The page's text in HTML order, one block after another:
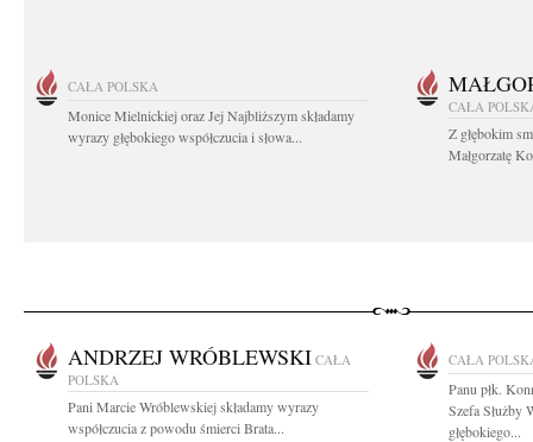
CAŁA POLSKA
Monice Mielnickiej oraz Jej Najbliższym składamy
wyrazy głębokiego współczucia i słowa...
CAŁA
Z głębokim
Małgorzatę
ANDRZEJ WRÓBLEWSKI CAŁA
POLSKA
Pani Marcie Wróblewskiej składamy wyrazy
współczucia z powodu śmierci Brata...
CAŁA
Panu płk.
Szefa Służby
głębokiego...